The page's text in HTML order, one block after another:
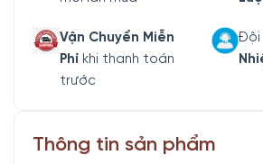
Vận Chuyển Miễn
Phí khi thanh toán
trước
Đội
Thông tin sản phẩm